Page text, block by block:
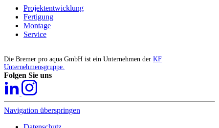
Projektentwicklung
Fertigung
Montage
Service
Die Bremer pro aqua GmbH ist ein Unternehmen der KF
Unternehmensgruppe.
Folgen Sie uns
Navigation überspringen